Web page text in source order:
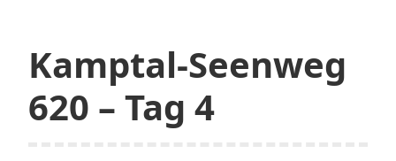
5
Kamptal-Seenweg
620 – Tag 4